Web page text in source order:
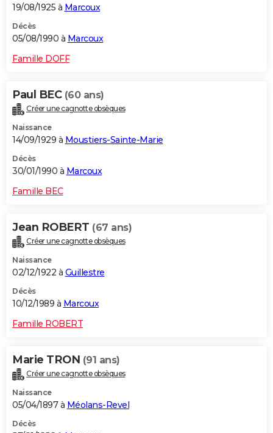
19/08/1925 à Marcoux
Décès
05/08/1990 à Marcoux
Famille DOFF
Paul BEC (60 ans)
Créer une cagnotte obsèques
Naissance
14/09/1929 à Moustiers-Sainte-Marie
Décès
30/01/1990 à Marcoux
Famille BEC
Jean ROBERT (67 ans)
Créer une cagnotte obsèques
Naissance
02/12/1922 à Guillestre
Décès
10/12/1989 à Marcoux
Famille ROBERT
Marie TRON (91 ans)
Créer une cagnotte obsèques
Naissance
05/04/1897 à Méolans-Revel
Décès